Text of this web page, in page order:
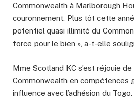
Commonwealth à Marlborough
couronnement. Plus tôt cette
potentiel quasi illimité du
force pour le bien », a-t-elle
Mme Scotland KC s’est réjouie de
Commonwealth en compétences
influence avec l’adhésion du Togo.